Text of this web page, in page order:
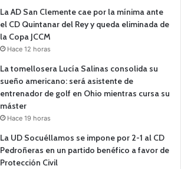
La AD San Clemente cae por la mínima ante
el CD Quintanar del Rey y queda eliminada de
la Copa JCCM
Hace 12 horas
La tomellosera Lucía Salinas consolida su
sueño americano: será asistente de
entrenador de golf en Ohio mientras cursa su
máster
Hace 19 horas
La UD Socuéllamos se impone por 2-1 al CD
Pedroñeras en un partido benéfico a favor de
Protección Civil